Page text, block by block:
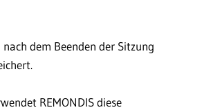
nach dem Beenden der Sitzung
REMONDIS diese